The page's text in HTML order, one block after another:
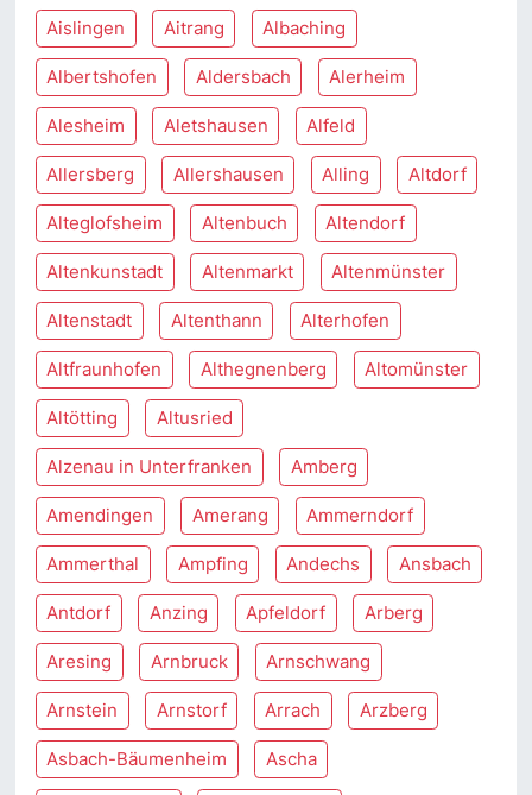
Aislingen Aitrang Albaching
Albertshofen Aldersbach Alerheim
Alesheim Aletshausen Alfeld
Allersberg Allershausen Alling Altdorf
Alteglofsheim Altenbuch Altendorf
Altenkunstadt Altenmarkt Altenmünster
Altenstadt Altenthann Alterhofen
Altfraunhofen Althegnenberg Altomünster
Altötting Altusried
Alzenau in Unterfranken Amberg
Amendingen Amerang Ammerndorf
Ammerthal Ampfing Andechs Ansbach
Antdorf Anzing Apfeldorf Arberg
Aresing Arnbruck Arnschwang
Arnstein Arnstorf Arrach Arzberg
Asbach-Bäumenheim Ascha